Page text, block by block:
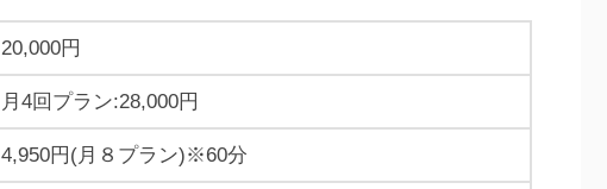
20,000円
月4回プラン:28,000円
4,950円(月８プラン)※60分